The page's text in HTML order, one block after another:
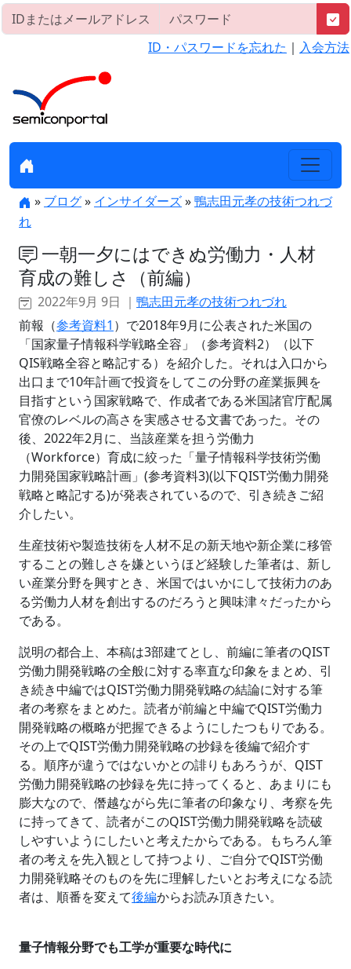
ID・パスワードを忘れた ｜ 入会方法
» ブログ» インサイダーズ»鴨志田元孝の技術つれづ
れ
一朝一夕にはできぬ労働力・人材
育成の難しさ（前編）
2022年9月 9日 ｜ 鴨志田元孝の技術つれづれ
前報（参考資料1 ）で2018年9月に公表された米国の
「国家量子情報科学戦略全容」（参考資料2）（以下
QIS戦略全容と略記する）を紹介した。それは入口から
出口まで10年計画で投資をしてこの分野の産業振興を
目指すという国家戦略で、作成者である米国諸官庁配属
官僚のレベルの高さを実感させる文書であった。その
後、2022年2月に、当該産業を担う労働力
（Workforce）育成に絞った「量子情報科学技術労働
力開発国家戦略計画」(参考資料3)(以下QIST労働力開発
戦略と略記する)が発表されているので、引き続きご紹
介したい。
生産技術や製造技術を人材不足の新天地や新企業に移管
することの難しさを嫌というほど経験した筆者は、新し
い産業分野を興すとき、米国ではいかにして技術力のあ
る労働力人材を創出するのだろうと興味津々だったから
である。
説明の都合上、本稿は3部建てとし、前編に筆者のQIST
労働力開発戦略の全般に対する率直な印象をまとめ、引
き続き中編ではQIST労働力開発戦略の結論に対する筆
者の考察をまとめた。読者が前編と中編でQIST労働力
開発戦略の概略が把握できるようにしたつもりである。
その上でQIST労働力開発戦略の抄録を後編で紹介す
る。順序が違うではないかとの誹りもあろうが、QIST
労働力開発戦略の抄録を先に持ってくると、あまりにも
膨大なので、僭越ながら先に筆者の印象なり、考察を先
に持ってきて、読者がこのQIST労働力開発戦略を読破
しやすいようにしたいと考えたからである。もちろん筆
者の考えを先入観として持つより、ご自分でQIST労働
力開発戦略そのものを先に理解したいとお考えになる読
者は、順番を変えて後編からお読み頂きたい。
量子情報分野でも工学が重要な時代に